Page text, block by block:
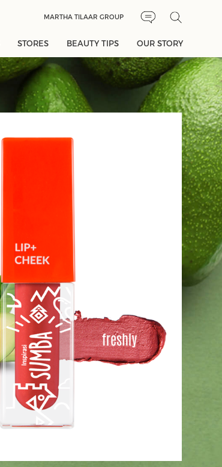
MARTHA TILAAR GROUP
STORES BEAUTY TIPS OUR STORY